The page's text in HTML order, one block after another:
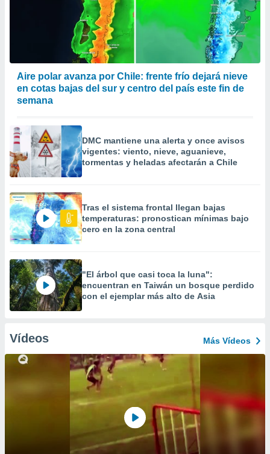
Aire polar avanza por Chile: frente frío dejará nieve
en cotas bajas del sur y centro del país este fin de
semana
DMC mantiene una alerta y once avisos
vigentes: viento, nieve, aguanieve,
tormentas y heladas afectarán a Chile
Tras el sistema frontal llegan bajas
temperaturas: pronostican mínimas bajo
cero en la zona central
"El árbol que casi toca la luna":
encuentran en Taiwán un bosque perdido
con el ejemplar más alto de Asia
Vídeos Más Vídeos